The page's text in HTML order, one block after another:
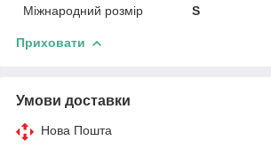
Міжнародний розмір
S
Приховати
Умови доставки
Нова Пошта